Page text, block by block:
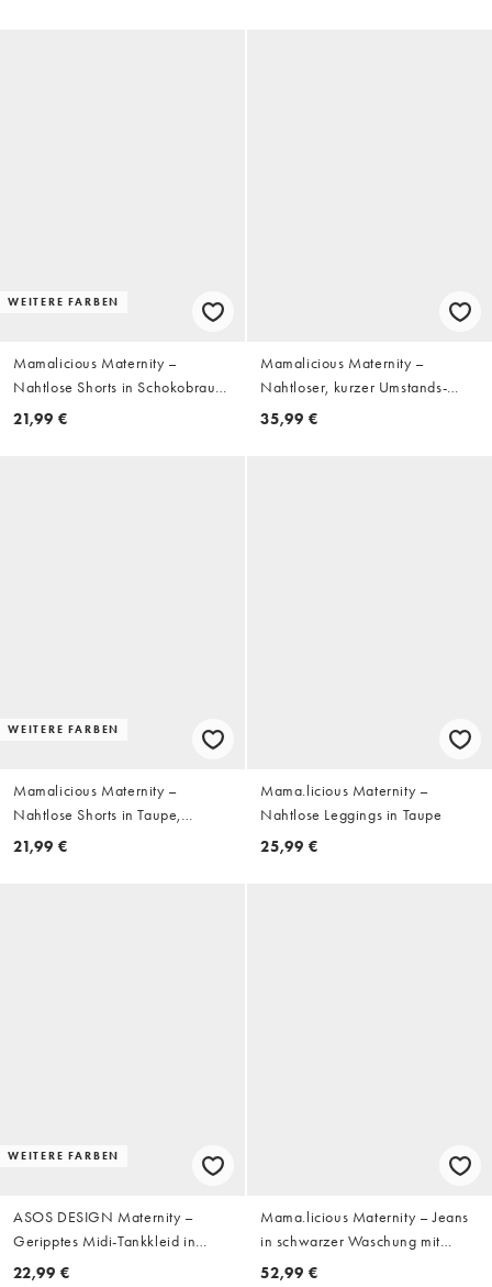
WEITERE FARBEN
Mamalicious Maternity –
Nahtlose Shorts in Schokobraun,
Umstandsmode
21,99 €
Mamalicious Maternity –
Nahtloser, kurzer Umstands-
Playsuit in Schwarz
35,99 €
WEITERE FARBEN
Mamalicious Maternity –
Nahtlose Shorts in Taupe,
Umstandsmode
21,99 €
Mama.licious Maternity –
Nahtlose Leggings in Taupe
25,99 €
WEITERE FARBEN
ASOS DESIGN Maternity –
Geripptes Midi-Tankkleid in
Schokobraun
22,99 €
Mama.licious Maternity – Jeans
in schwarzer Waschung mit
verstellbarem Unterbauchbund
52,99 €